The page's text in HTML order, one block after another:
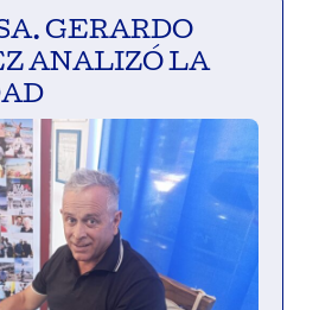
GERARDO
ANALIZÓ LA